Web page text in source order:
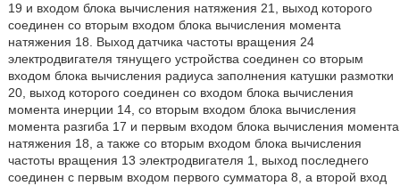
19 и входом блока вычисления натяжения 21, выход которого
соединен со вторым входом блока вычисления момента
натяжения 18. Выход датчика частоты вращения 24
электродвигателя тянущего устройства соединен со вторым
входом блока вычисления радиуса заполнения катушки размотки
20, выход которого соединен со входом блока вычисления
момента инерции 14, со вторым входом блока вычисления
момента разгиба 17 и первым входом блока вычисления момента
натяжения 18, а также со вторым входом блока вычисления
частоты вращения 13 электродвигателя 1, выход последнего
соединен с первым входом первого сумматора 8, а второй вход